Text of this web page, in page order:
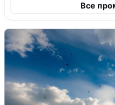
Все